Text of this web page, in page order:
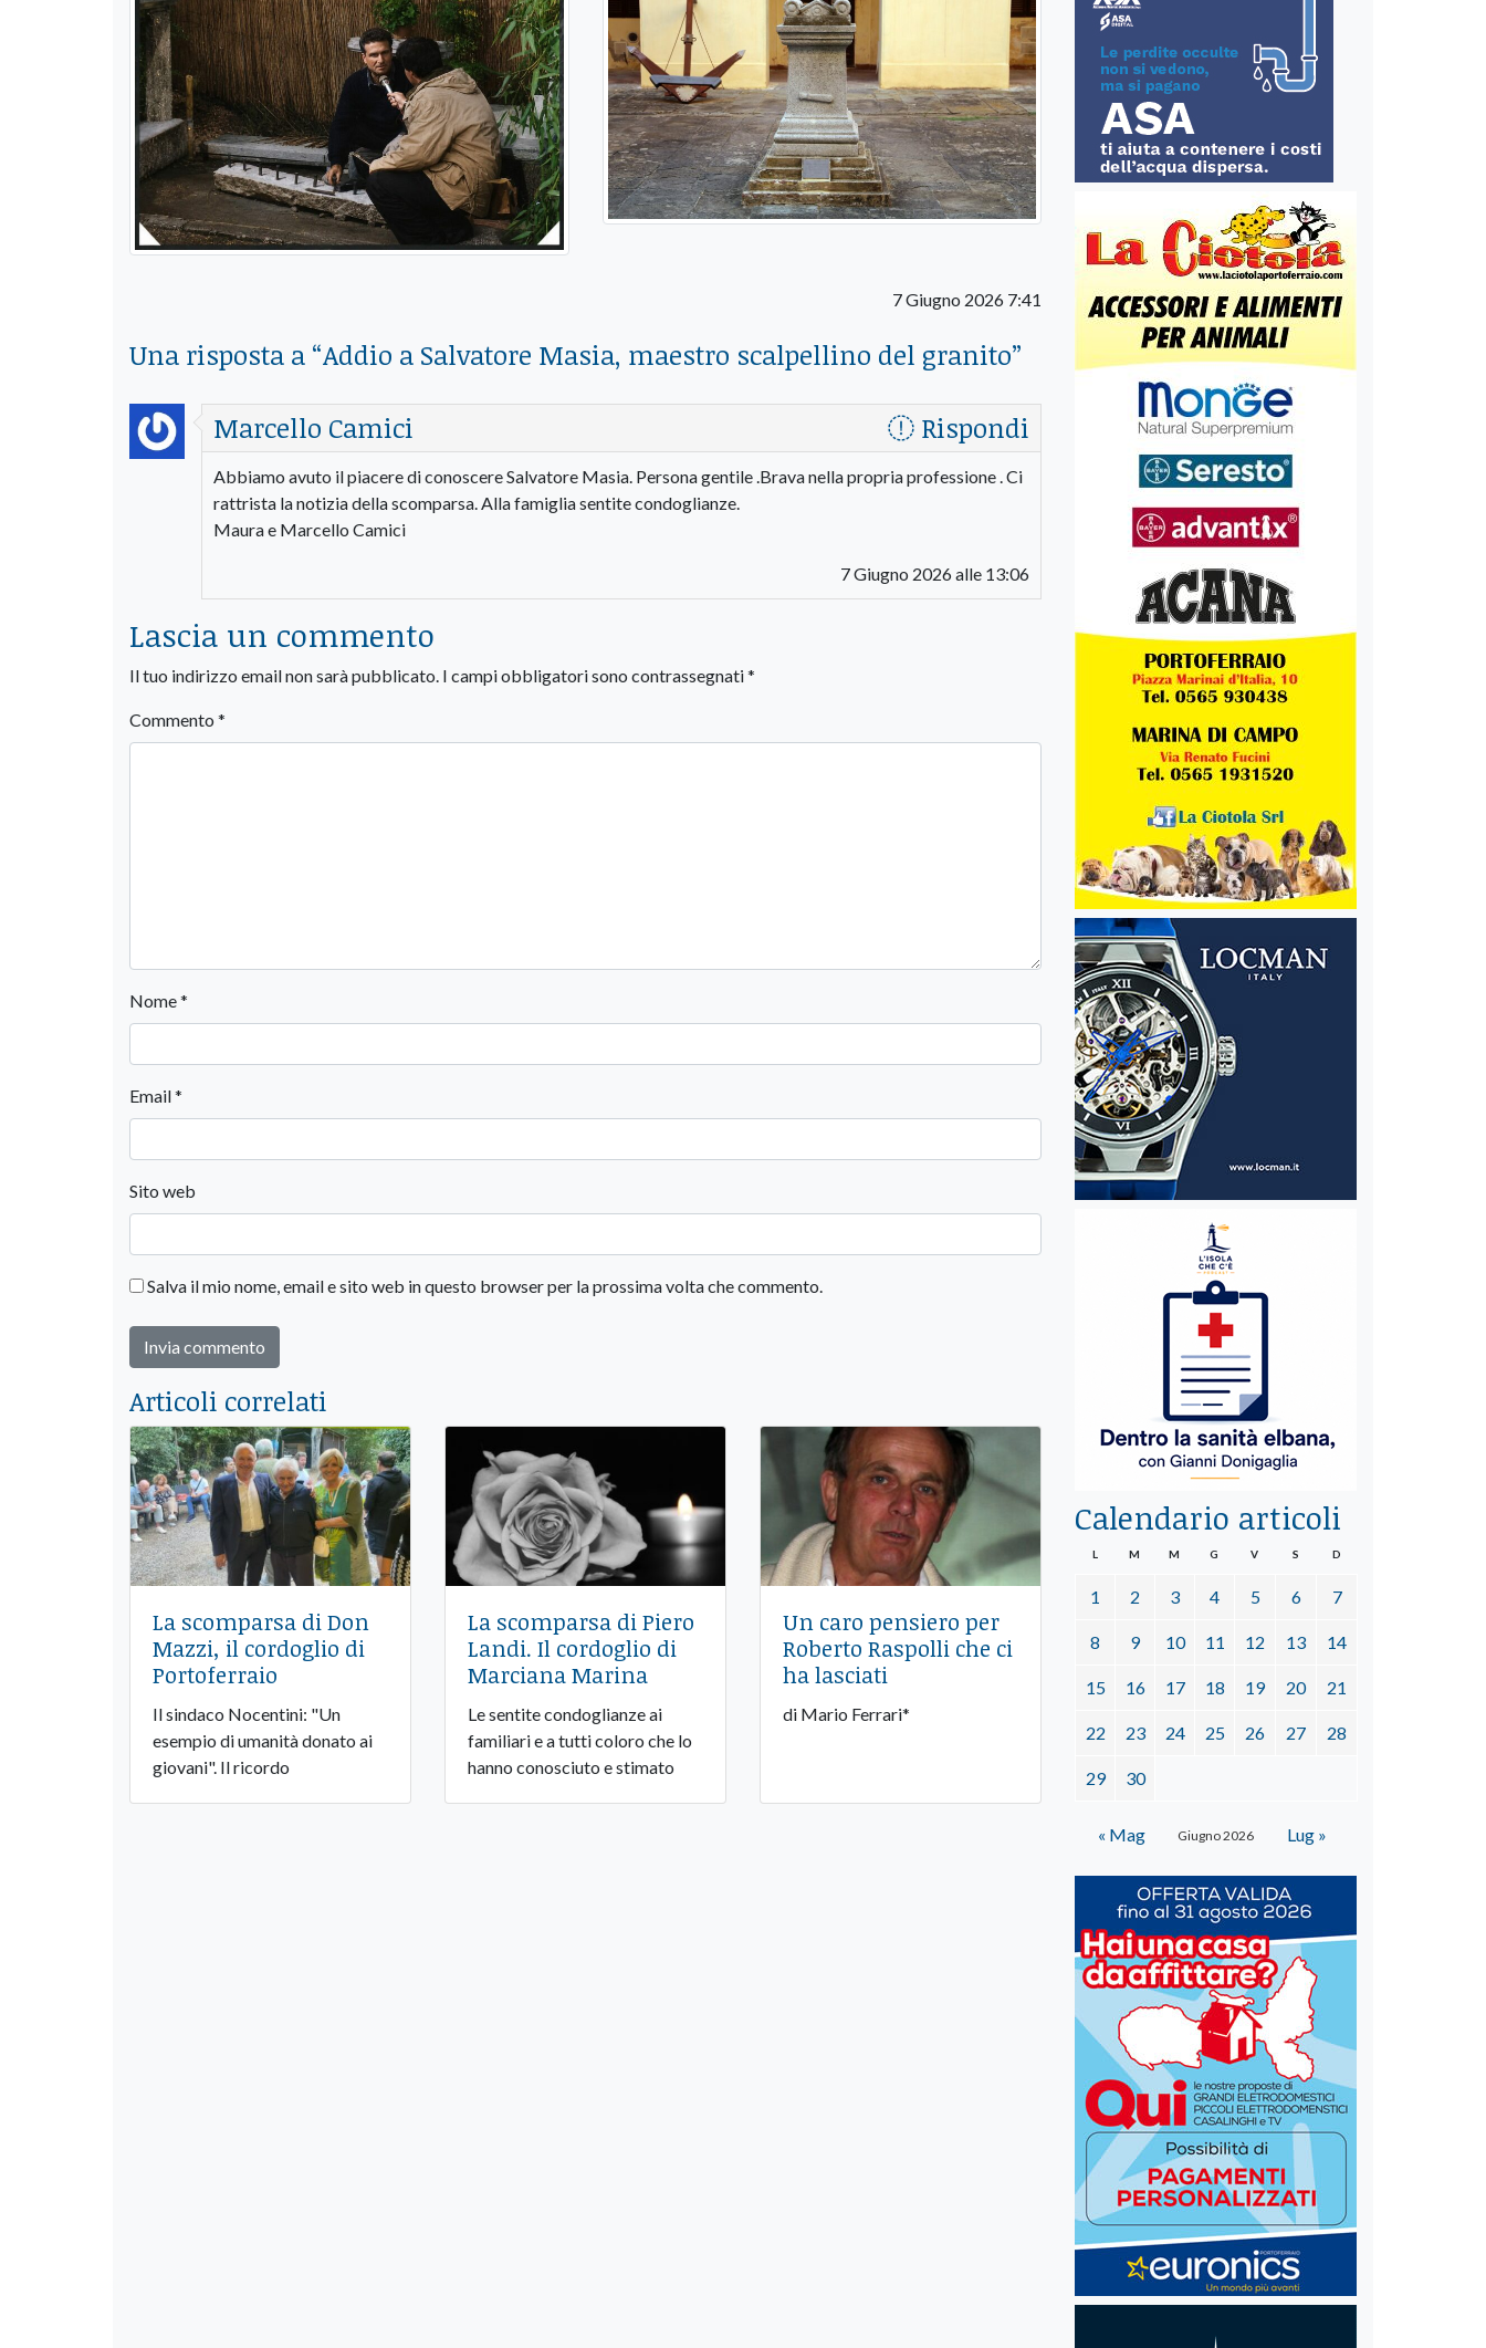
7 Giugno 2026 7:41
Una risposta a “Addio a Salvatore Masia, maestro scalpellino del granito”
Marcello Camici
Rispondi
Abbiamo avuto il piacere di conoscere Salvatore Masia. Persona gentile .Brava nella propria professione . Ci
rattrista la notizia della scomparsa. Alla famiglia sentite condoglianze.
Maura e Marcello Camici
7 Giugno 2026 alle 13:06
Lascia un commento
Il tuo indirizzo email non sarà pubblicato. I campi obbligatori sono contrassegnati*
Commento *
Nome*
Email*
Sito web
Salva il mio nome, email e sito web in questo browser per la prossima volta che commento.
Articoli correlati
La scomparsa di Don
Mazzi, il cordoglio di
Portoferraio
Il sindaco Nocentini: "Un
esempio di umanità donato ai
giovani". Il ricordo
La scomparsa di Piero
Landi. Il cordoglio di
Marciana Marina
Le sentite condoglianze ai
familiari e a tutti coloro che lo
hanno conosciuto e stimato
Un caro pensiero per
Roberto Raspolli che ci
ha lasciati
di Mario Ferrari*
Calendario articoli
Giugno 2026
L M M G V S D
1 2 3 4 5 6 7
8 9 10 11 12 13 14
15 16 17 18 19 20 21
22 23 24 25 26 27 28
29 30
« Mag Lug »